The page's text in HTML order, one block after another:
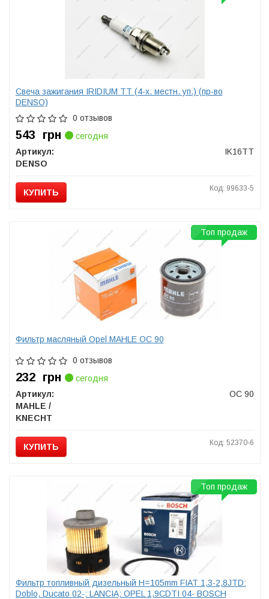
Свеча зажигания IRIDIUM TT (4-х. местн. уп.) (пр-во
DENSO)
0 отзывов
543 грн
сегодня
Артикул:
IK16TT
DENSO
КУПИТЬ Код: 99633-5
Фильтр масляный Opel MAHLE OC 90
0 отзывов
232 грн
сегодня
Артикул:
OC 90
MAHLE /
KNECHT
КУПИТЬ Код: 52370-6
Топ продаж
Фильтр топливный дизельный H=105mm FIAT 1,3-2,8JTD:
Doblo, Ducato 02-; LANCIA; OPEL 1,9CDTI 04- BOSCH
Топ продаж